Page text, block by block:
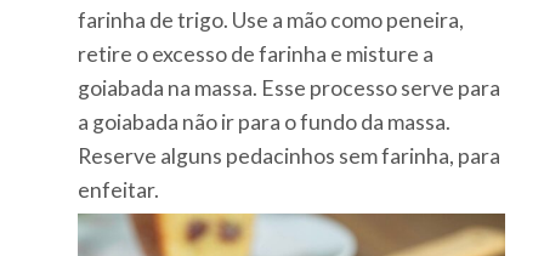
farinha de trigo. Use a mão como peneira,
retire o excesso de farinha e misture a
goiabada na massa. Esse processo serve para
a goiabada não ir para o fundo da massa.
Reserve alguns pedacinhos sem farinha, para
enfeitar.